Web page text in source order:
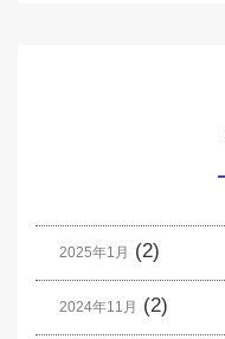
2025年1月 (2)
2024年11月 (2)